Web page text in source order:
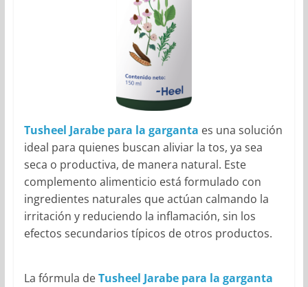
Tusheel Jarabe para la garganta es una solución
ideal para quienes buscan aliviar la tos, ya sea
seca o productiva, de manera natural. Este
complemento alimenticio está formulado con
ingredientes naturales que actúan calmando la
irritación y reduciendo la inflamación, sin los
efectos secundarios típicos de otros productos.
La fórmula deTusheel Jarabe para la garganta